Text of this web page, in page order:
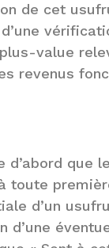
de cet
value
revenus
d’abord que le
toute
d’un
d’une